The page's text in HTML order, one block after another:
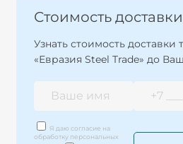
Стоимость доставки
Узнать стоимость доставки
«Евразия Steel Trade» до
Я даю согласие на
обработку персональных